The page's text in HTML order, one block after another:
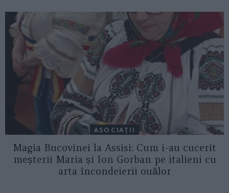
ASOCIAŢII
Magia Bucovinei la Assisi: Cum i-au cucerit
meșterii Maria și Ion Gorban pe italieni cu
arta încondeierii ouălor